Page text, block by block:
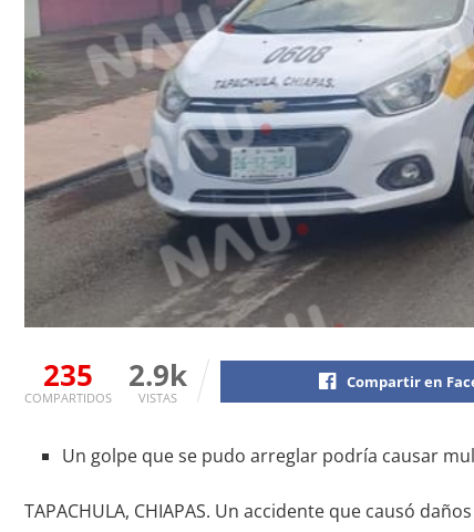
235
COMPARTIDOS
2.9k
VISTAS
Compartir en
Un golpe que se pudo arreglar podría causar
TAPACHULA, CHIAPAS. Un accidente que causó